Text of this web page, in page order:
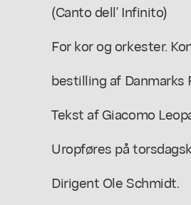
(Canto dell' Infinito)
For kor og orkester.
bestilling af Danmarks
Tekst af Giacomo
Uropføres på
Dirigent Ole Schmidt.